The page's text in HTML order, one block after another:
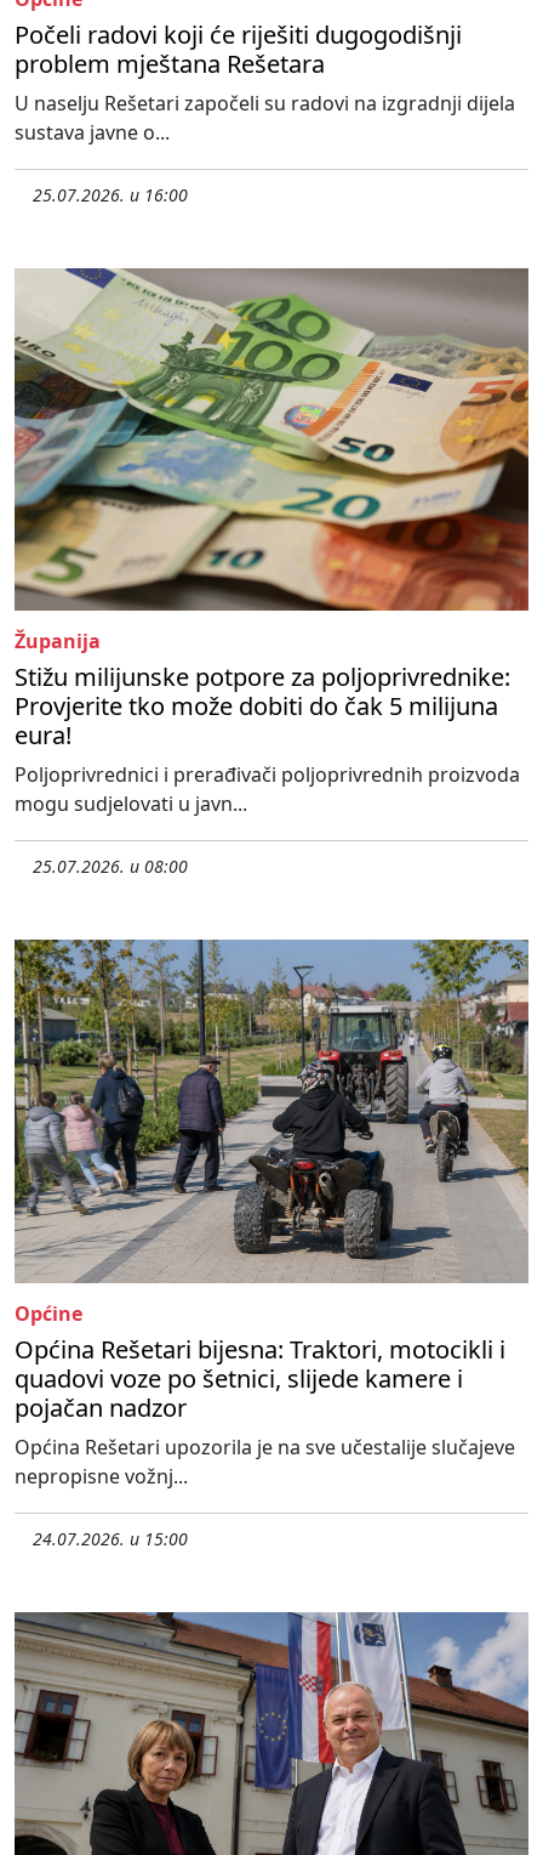
Počeli radovi koji će riješiti dugogodišnji
problem mještana Rešetara
U naselju Rešetari započeli su radovi na izgradnji dijela
sustava javne o...
25.07.2026. u 16:00
Županija
Stižu milijunske potpore za poljoprivrednike:
Provjerite tko može dobiti do čak 5 milijuna
eura!
Poljoprivrednici i prerađivači poljoprivrednih proizvoda
mogu sudjelovati u javn...
25.07.2026. u 08:00
Općine
Općina Rešetari bijesna: Traktori, motocikli i
quadovi voze po šetnici, slijede kamere i
pojačan nadzor
Općina Rešetari upozorila je na sve učestalije slučajeve
nepropisne vožnj...
24.07.2026. u 15:00